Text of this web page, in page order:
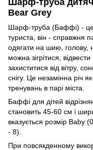
Bear Grey
Шарф-труба (Баффі) - це
туриста, він - справжня
одягати на шию,
можна зігрітися,
захиститися від вітру,
снігу. Це незамінна річ
тренувань в парі міста.
Баффі для дітей
становить 45-60 см і
вказується розмір
- 8).
При повсякденному